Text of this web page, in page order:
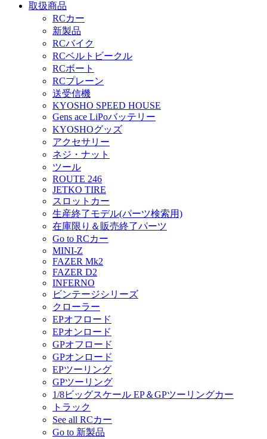
取扱商品
RCカー
新製品
RCバイク
RCベルトビークル
RCボート
RCプレーン
送受信機
KYOSHO SPEED HOUSE
Gens ace LiPoバッテリー
KYOSHOグッズ
アクセサリー
ネジ・ナット
ツール
ROUTE 246
JETKO TIRE
スロットカー
生産終了モデル(パーツ検索用)
在庫限り＆販売終了パーツ
Go to RCカー
MINI-Z
FAZER Mk2
FAZER D2
INFERNO
ビンテージシリーズ
クローラー
EPオフロード
EPオンロード
GPオフロード
GPオンロード
EPツーリング
GPツーリング
1/8ビッグスケール EP＆GPツーリングカー
トラック
See all RCカー
Go to 新製品